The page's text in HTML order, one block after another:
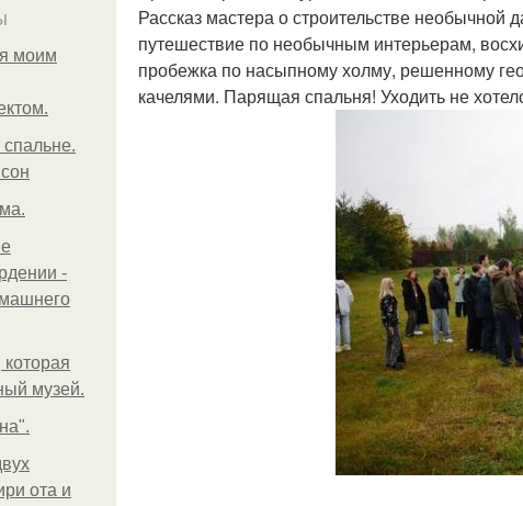
моим
спальне.
-
музей.
ота и
Рассказ мастера о строительстве
путешествие по необычным интерьерам,
пробежка по насыпному холму, решенному
качелями. Парящая спальня! Уходить не